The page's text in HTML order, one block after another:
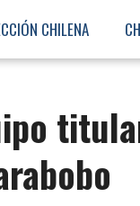
CHILENA